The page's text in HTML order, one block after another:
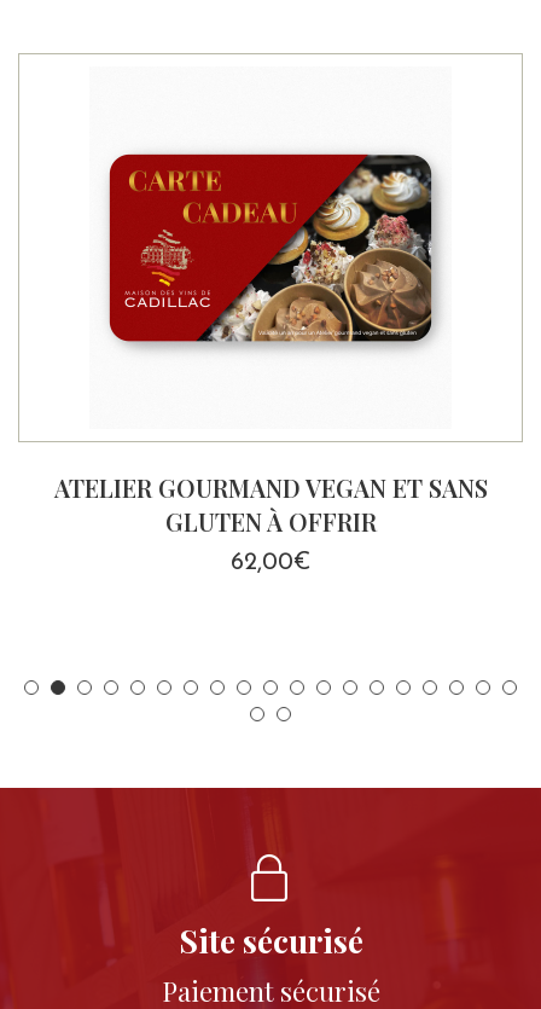
ATELIER GOURMAND VEGAN ET SANS
GLUTEN À OFFRIR
62,00€
Site sécurisé
Paiement sécurisé